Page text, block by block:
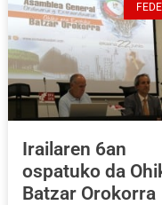
Irailaren 6an
ospatuko da
Batzar Orokorra